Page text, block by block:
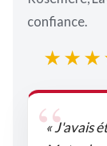
confiance.
« J'avais